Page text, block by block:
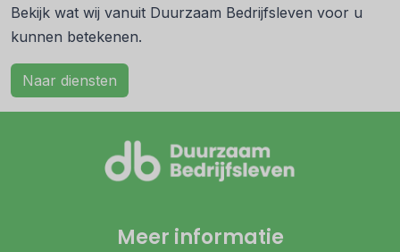
Bekijk wat wij vanuit Duurzaam Bedrijfsleven voor u
kunnen betekenen.
Naar diensten
Meer informatie